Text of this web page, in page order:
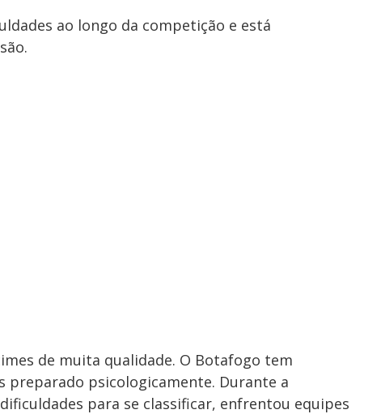
ao longo da competição e está
de muita qualidade. O Botafogo tem
preparado psicologicamente. Durante a
para se classificar, enfrentou equipes